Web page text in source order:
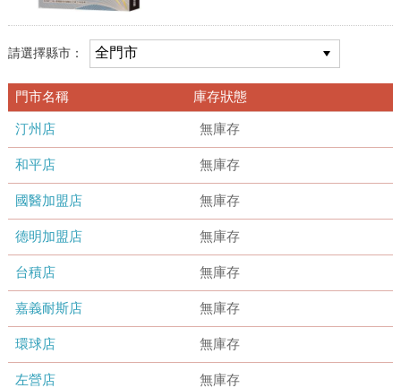
請選擇縣市：
門市名稱 庫存狀態
汀州店 無庫存
和平店 無庫存
國醫加盟店 無庫存
德明加盟店 無庫存
台積店 無庫存
嘉義耐斯店 無庫存
環球店 無庫存
左營店 無庫存